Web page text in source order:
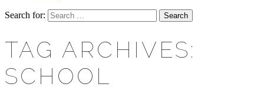
Search for:
TAG ARCHIVES:
SCHOOL